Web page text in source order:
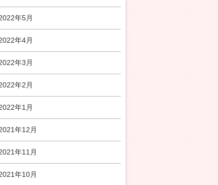
年5月
年4月
年3月
年2月
年1月
年12月
年11月
年10月